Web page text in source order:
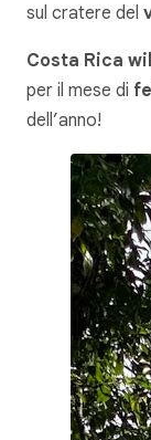
sul cratere del
Costa Rica
per il mese di
dell’anno!